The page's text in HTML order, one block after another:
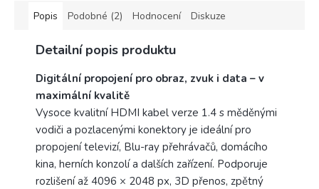
Popis Podobné (2) Hodnocení Diskuze
Detailní popis produktu
Digitální propojení pro obraz, zvuk i data – v
maximální kvalitě
Vysoce kvalitní HDMI kabel verze 1.4 s měděnými
vodiči a pozlacenými konektory je ideální pro
propojení televizí, Blu-ray přehrávačů, domácího
kina, herních konzolí a dalších zařízení. Podporuje
rozlišení až 4096 × 2048 px, 3D přenos, zpětný